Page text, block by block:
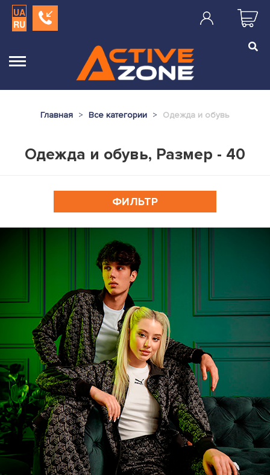
UA
RU
Главная Все категории Одежда и обувь
Одежда и обувь, Размер - 40
ФИЛЬТР